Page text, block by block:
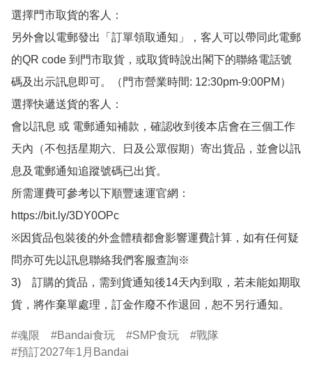
選擇門市取貨的客人：
另外會以電郵發出「訂單領取通知」，客人可以帶同此電郵
的QR code 到門市取貨，或取貨時說出閣下的聯絡電話號
碼及出示訊息即可。（門市營業時間: 12:30pm-9:00PM）
選擇快遞送貨的客人：
會以訊息 或 電郵通知補款，確認收到後本店會在三個工作
天內（不包括星期六、日及公眾假期）寄出貨品，並會以訊
息及電郵通知追蹤號碼已出貨。
所需運費可參考以下順豐速運官網：
https://bit.ly/3DY0OPc
※因貨品包裝後的外盒體積都會影響運費計算，如有任何疑
問亦可先以訊息聯絡我們客服查詢※
3)　訂購的貨品，需到貨通知後14天內到取，若未能如期取
貨，將作棄單處理，訂金作廢不作退回，恕不另行通知。
魂限 Bandai食玩 SMP食玩
戰隊
預訂2027年1月Bandai